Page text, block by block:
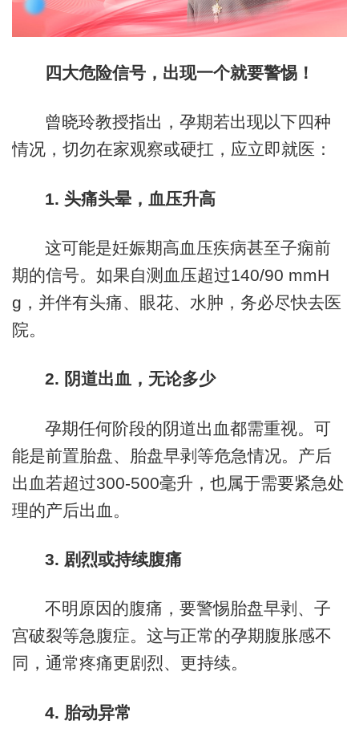
四大危险信号，出现一个就要警惕！
曾晓玲教授指出，孕期若出现以下四种
情况，切勿在家观察或硬扛，应立即就医：
1. 头痛头晕，血压升高
这可能是妊娠期高血压疾病甚至子痫前
期的信号。如果自测血压超过140/90 mmH
g，并伴有头痛、眼花、水肿，务必尽快去医
院。
2. 阴道出血，无论多少
孕期任何阶段的阴道出血都需重视。可
能是前置胎盘、胎盘早剥等危急情况。产后
出血若超过300-500毫升，也属于需要紧急处
理的产后出血。
3. 剧烈或持续腹痛
不明原因的腹痛，要警惕胎盘早剥、子
宫破裂等急腹症。这与正常的孕期腹胀感不
同，通常疼痛更剧烈、更持续。
4. 胎动异常